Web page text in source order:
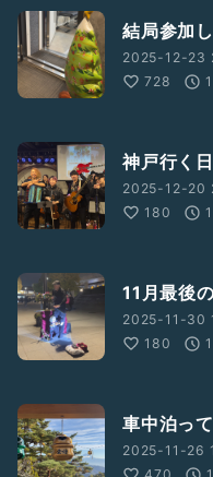
結局参加
2025-12-23
728
神戸行く
2025-12-20
180
11月最後
2025-11-30
180
車中泊っ
2025-11-26